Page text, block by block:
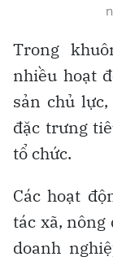
Trong
nhiều hoạt
sản chủ lực,
đặc trưng
tổ chức.
Các hoạt
tác xã, nông
doanh